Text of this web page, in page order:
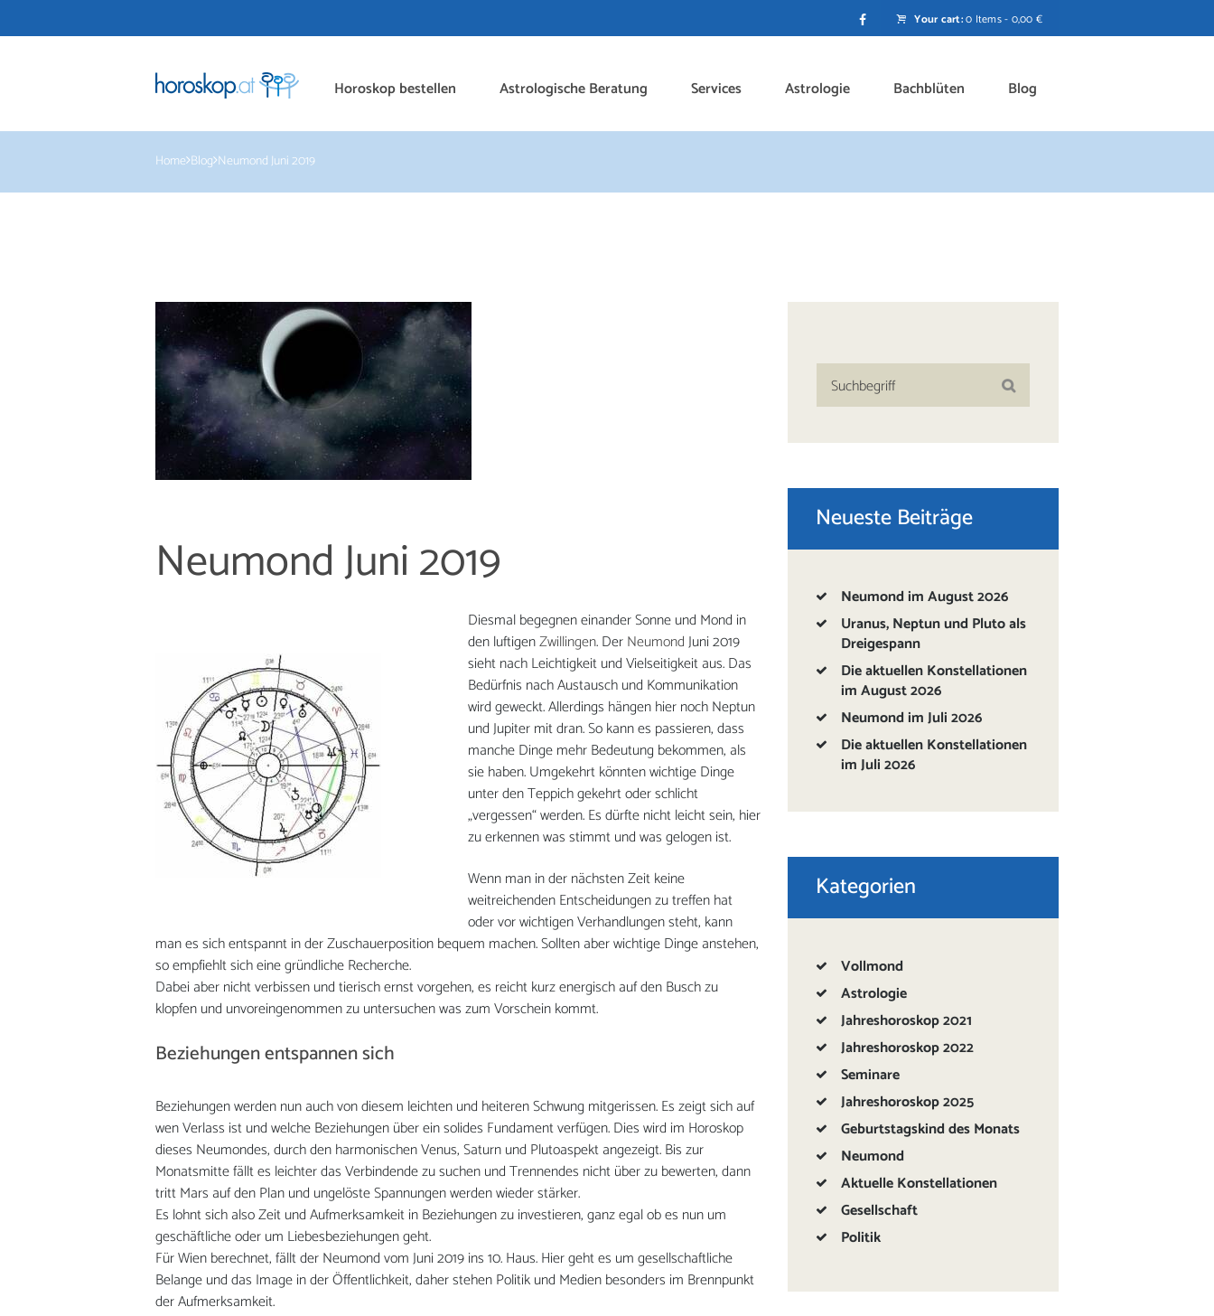
Your cart:0 Items- 0,00 €
Horoskop bestellen Astrologische Beratung Services Astrologie Bachblüten Blog
Home Blog Neumond Juni 2019
Neumond Juni 2019
Diesmal begegnen einander Sonne und Mond in
den luftigenZwillingen. DerNeumondJuni 2019
sieht nach Leichtigkeit und Vielseitigkeit aus. Das
Bedürfnis nach Austausch und Kommunikation
wird geweckt. Allerdings hängen hier noch Neptun
und Jupiter mit dran. So kann es passieren, dass
manche Dinge mehr Bedeutung bekommen, als
sie haben. Umgekehrt könnten wichtige Dinge
unter den Teppich gekehrt oder schlicht
„vergessen“ werden. Es dürfte nicht leicht sein, hier
zu erkennen was stimmt und was gelogen ist.
Wenn man in der nächsten Zeit keine
weitreichenden Entscheidungen zu treffen hat
oder vor wichtigen Verhandlungen steht, kann
man es sich entspannt in der Zuschauerposition bequem machen. Sollten aber wichtige Dinge anstehen,
so empfiehlt sich eine gründliche Recherche.
Dabei aber nicht verbissen und tierisch ernst vorgehen, es reicht kurz energisch auf den Busch zu
klopfen und unvoreingenommen zu untersuchen was zum Vorschein kommt.
Beziehungen entspannen sich
Beziehungen werden nun auch von diesem leichten und heiteren Schwung mitgerissen. Es zeigt sich auf
wen Verlass ist und welche Beziehungen über ein solides Fundament verfügen. Dies wird im Horoskop
dieses Neumondes, durch den harmonischen Venus, Saturn und Plutoaspekt angezeigt. Bis zur
Monatsmitte fällt es leichter das Verbindende zu suchen und Trennendes nicht über zu bewerten, dann
tritt Mars auf den Plan und ungelöste Spannungen werden wieder stärker.
Es lohnt sich also Zeit und Aufmerksamkeit in Beziehungen zu investieren, ganz egal ob es nun um
geschäftliche oder um Liebesbeziehungen geht.
Für Wien berechnet, fällt der Neumond vom Juni 2019 ins 10. Haus. Hier geht es um gesellschaftliche
Belange und das Image in der Öffentlichkeit, daher stehen Politik und Medien besonders im Brennpunkt
der Aufmerksamkeit.
Neueste Beiträge
Neumond im August 2026
Uranus, Neptun und Pluto als
Dreigespann
Die aktuellen Konstellationen
im August 2026
Neumond im Juli 2026
Die aktuellen Konstellationen
im Juli 2026
Kategorien
Vollmond
Astrologie
Jahreshoroskop 2021
Jahreshoroskop 2022
Seminare
Jahreshoroskop 2025
Geburtstagskind des Monats
Neumond
Aktuelle Konstellationen
Gesellschaft
Politik